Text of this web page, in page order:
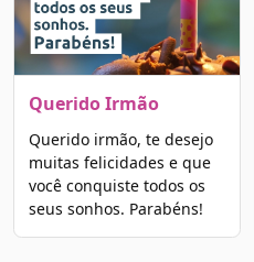
Querido Irmão
Querido irmão, te desejo
muitas felicidades e que
você conquiste todos os
seus sonhos. Parabéns!